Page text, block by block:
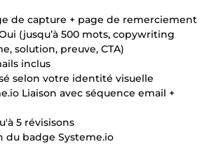
de capture + page de remerciement
(jusqu’à 500 mots, copywriting
solution, preuve, CTA)
inclus
selon votre identité visuelle
Liaison avec séquence email +
5 révisisons
du badge Systeme.io